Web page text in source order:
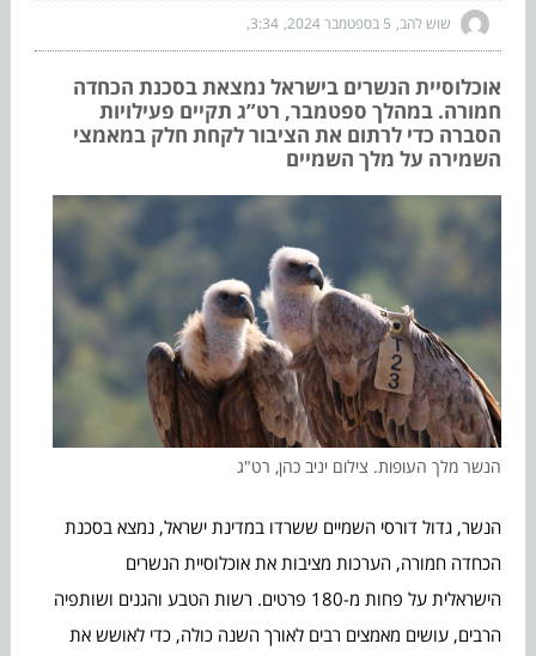
שוש להב 5 בספטמבר 2024 3:34
אוכלוסיית הנשרים בישראל נמצאת בסכנת הכחדה
חמורה. במהלך ספטמבר, רט”ג תקיים פעילויות
הסברה כדי לרתום את הציבור לקחת חלק במאמצי
השמירה על מלך השמיים
הנשר מלך העופות. צילום יניב כהן, רט"ג
הנשר, גדול דורסי השמיים ששרדו במדינת ישראל, נמצא בסכנת
הכחדה חמורה, הערכות מציבות את אוכלוסיית הנשרים
הישראלית על פחות מ-180 פרטים. רשות הטבע והגנים ושותפיה
הרבים, עושים מאמצים רבים לאורך השנה כולה, כדי לאושש את